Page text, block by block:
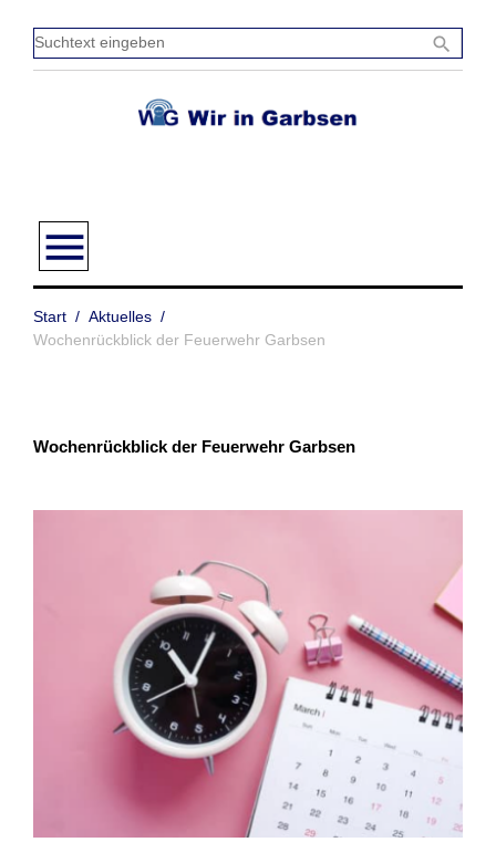
Inhalt
springen
search
menu
Start / Aktuelles /
Wochenrückblick der Feuerwehr Garbsen
Wochenrückblick der Feuerwehr Garbsen